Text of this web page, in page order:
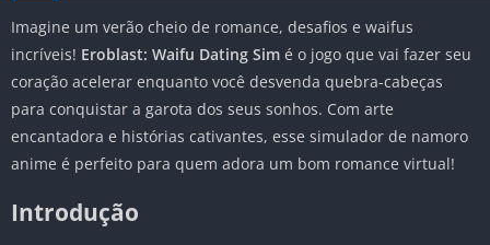
Imagine um verão cheio de romance, desafios e waifus
incríveis! Eroblast: Waifu Dating Sim é o jogo que vai fazer seu
coração acelerar enquanto você desvenda quebra-cabeças
para conquistar a garota dos seus sonhos. Com arte
encantadora e histórias cativantes, esse simulador de namoro
anime é perfeito para quem adora um bom romance virtual!
Introdução